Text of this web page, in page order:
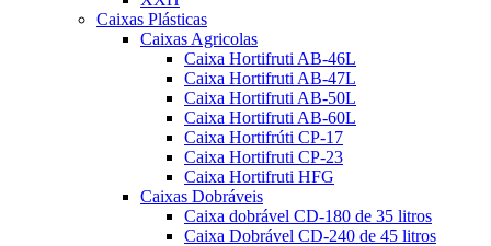
Caixas Plásticas
Caixas Agricolas
Caixa Hortifruti AB-46L
Caixa Hortifruti AB-47L
Caixa Hortifruti AB-50L
Caixa Hortifruti AB-60L
Caixa Hortifrúti CP-17
Caixa Hortifruti CP-23
Caixa Hortifruti HFG
Caixas Dobráveis
Caixa dobrável CD-180 de 35 litros
Caixa Dobrável CD-240 de 45 litros